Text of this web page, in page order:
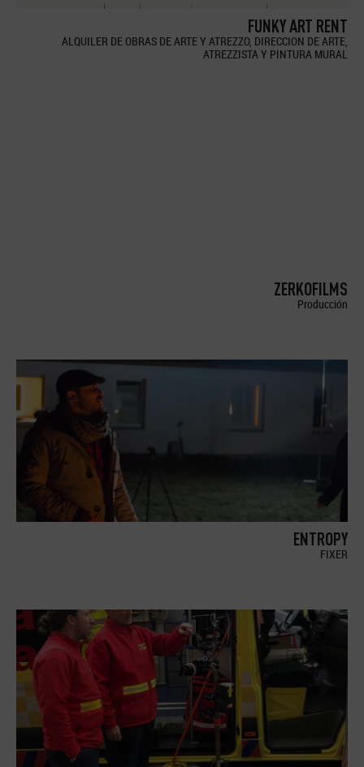
FUNKY ART RENT
ALQUILER DE OBRAS DE ARTE Y ATREZZO, DIRECCION DE ARTE,
ATREZZISTA Y PINTURA MURAL
ZERKOFILMS
Producción
ENTROPY
FIXER